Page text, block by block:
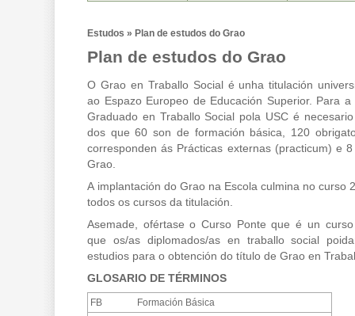
Estudos » Plan de estudos do Grao
Plan de estudos do Grao
O Grao en Traballo Social é unha titulación
ao Espazo Europeo de Educación Superior. Para
Graduado en Traballo Social pola USC é
dos que 60 son de formación básica, 120
corresponden ás Prácticas externas (practicum) e
Grao.
A implantación do Grao na Escola culmina no curso
todos os cursos da titulación.
Asemade, ofértase o Curso Ponte que é un
que os/as diplomados/as en traballo social
estudios para o obtención do título de Grao en
GLOSARIO DE TÉRMINOS
FB
Formación Básica